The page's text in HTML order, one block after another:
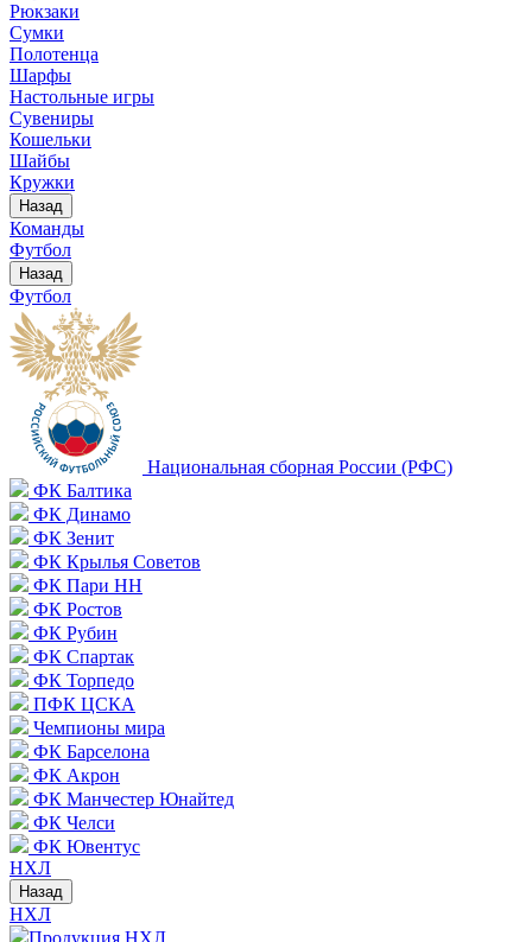
Рюкзаки
Сумки
Полотенца
Шарфы
Настольные игры
Сувениры
Кошельки
Шайбы
Кружки
Назад
Команды
Футбол
Назад
Футбол
Национальная сборная России (РФС)
ФК Балтика
ФК Динамо
ФК Зенит
ФК Крылья Советов
ФК Пари НН
ФК Ростов
ФК Рубин
ФК Спартак
ФК Торпедо
ПФК ЦСКА
Чемпионы мира
ФК Барселона
ФК Акрон
ФК Манчестер Юнайтед
ФК Челси
ФК Ювентус
НХЛ
Назад
НХЛ
Продукция НХЛ